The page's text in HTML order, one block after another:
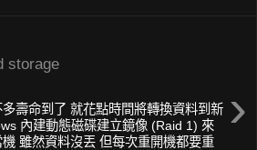
storage
›
壽命到了 就花點時間將轉換資料到新
內建動態磁碟建立鏡像 (Raid 1) 來
雖然資料沒丟 但每次重開機都要重